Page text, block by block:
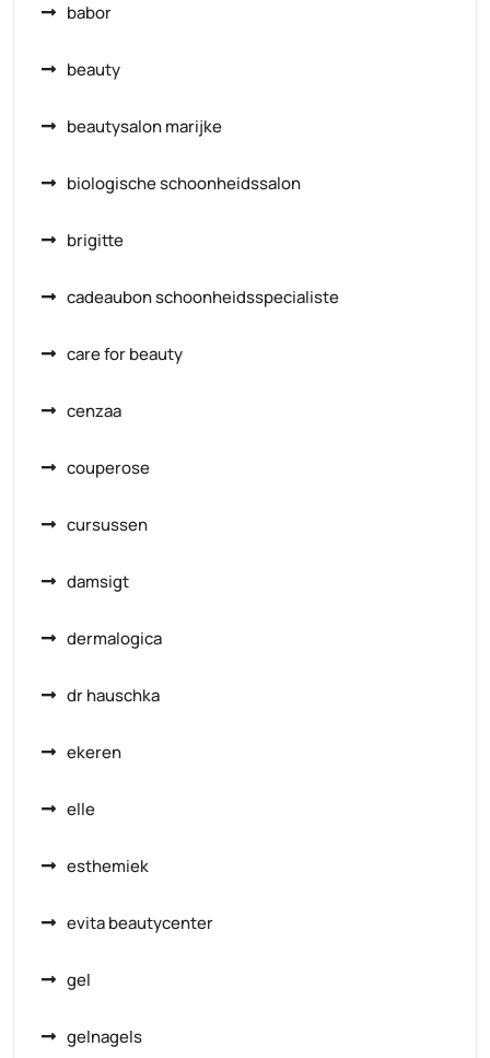
babor
beauty
beautysalon marijke
biologische schoonheidssalon
brigitte
cadeaubon schoonheidsspecialiste
care for beauty
cenzaa
couperose
cursussen
damsigt
dermalogica
dr hauschka
ekeren
elle
esthemiek
evita beautycenter
gel
gelnagels